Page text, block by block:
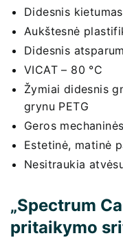
Didesnis
Aukštesnė
Didesnis
VICAT – 80 °C
Žymiai didesnis
grynu PETG
Geros
Estetinė, matinė
Nesitraukia
„Spectrum
pritaikymo